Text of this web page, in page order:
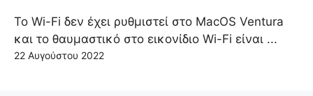
Το Wi-Fi δεν έχει ρυθμιστεί στο MacOS Ventura
και το θαυμαστικό στο εικονίδιο Wi-Fi είναι ...
22 Αυγούστου 2022